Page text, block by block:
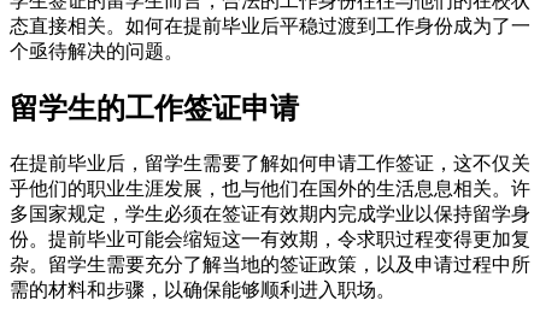
态直接相关。如何在提前毕业后平稳过渡到工作身份成为了一
个亟待解决的问题。
留学生的工作签证申请
在提前毕业后，留学生需要了解如何申请工作签证，这不仅关
乎他们的职业生涯发展，也与他们在国外的生活息息相关。许
多国家规定，学生必须在签证有效期内完成学业以保持留学身
份。提前毕业可能会缩短这一有效期，令求职过程变得更加复
杂。留学生需要充分了解当地的签证政策，以及申请过程中所
需的材料和步骤，以确保能够顺利进入职场。